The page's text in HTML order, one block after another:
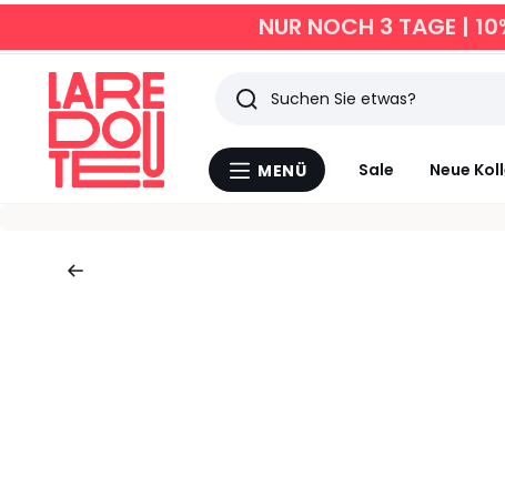
NUR NOCH 3 TAGE |
Menü
MENÜ Sale Neue
Suchen
Zuletzt
angesehen